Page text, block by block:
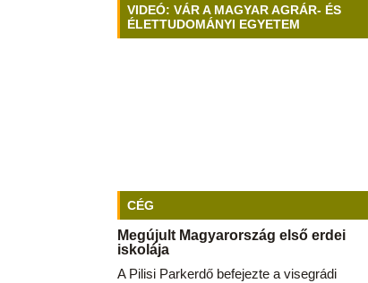
VIDEÓ: VÁR A MAGYAR AGRÁR- ÉS
ÉLETTUDOMÁNYI EGYETEM
CÉG
Megújult Magyarország első erdei
iskolája
A Pilisi Parkerdő befejezte a visegrádi